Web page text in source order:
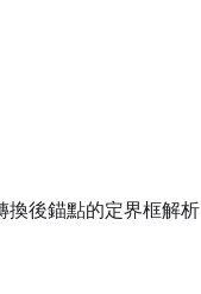
換後錨點的定界框解析